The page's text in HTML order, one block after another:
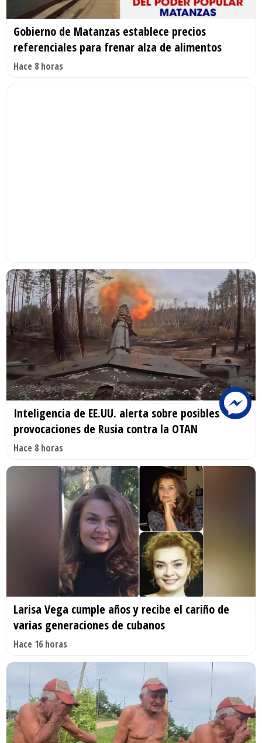
Gobierno de Matanzas establece precios
referenciales para frenar alza de alimentos
Hace 8 horas
Inteligencia de EE.UU. alerta sobre posibles
provocaciones de Rusia contra la OTAN
Hace 8 horas
Larisa Vega cumple años y recibe el cariño de
varias generaciones de cubanos
Hace 16 horas